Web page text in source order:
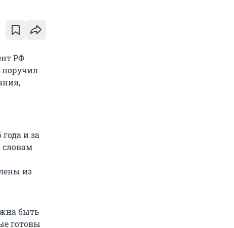
РФ
и за
словам
из
быть
готовы